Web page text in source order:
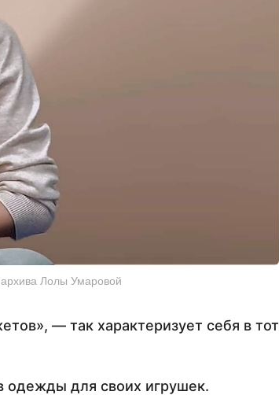
Лолы Умаровой
— так характеризует себя в тот
одежды для своих​ игрушек.